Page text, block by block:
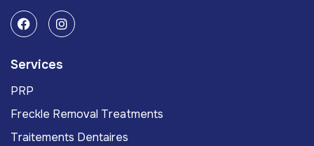
Services
PRP
Freckle Removal Treatments
Traitements Dentaires